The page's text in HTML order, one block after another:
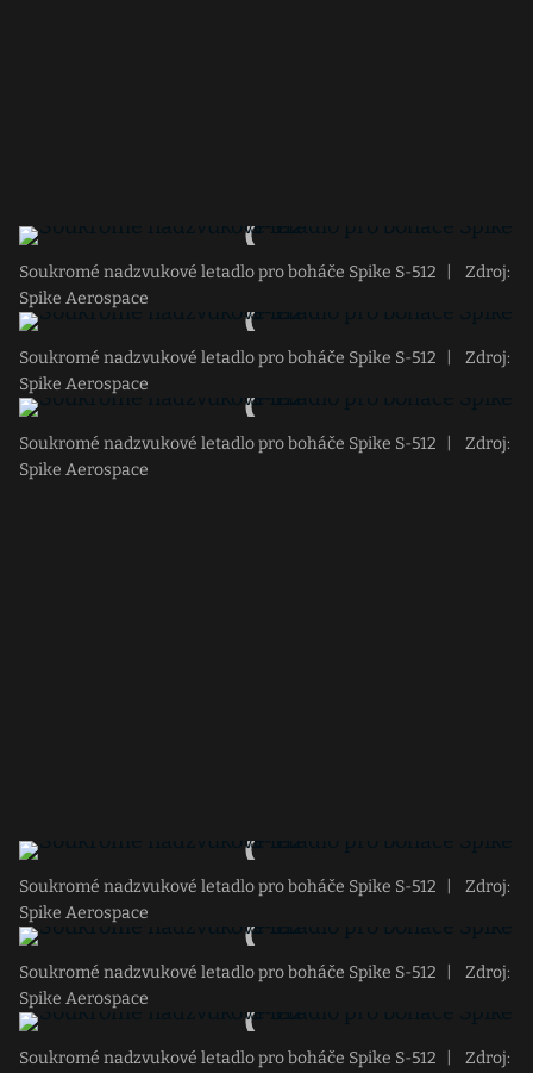
Soukromé nadzvukové letadlo pro boháče Spike S-512
Zdroj:
Spike Aerospace
Soukromé nadzvukové letadlo pro boháče Spike S-512
Zdroj:
Spike Aerospace
Soukromé nadzvukové letadlo pro boháče Spike S-512
Zdroj:
Spike Aerospace
Soukromé nadzvukové letadlo pro boháče Spike S-512
Zdroj:
Spike Aerospace
Soukromé nadzvukové letadlo pro boháče Spike S-512
Zdroj:
Spike Aerospace
Soukromé nadzvukové letadlo pro boháče Spike S-512
Zdroj: